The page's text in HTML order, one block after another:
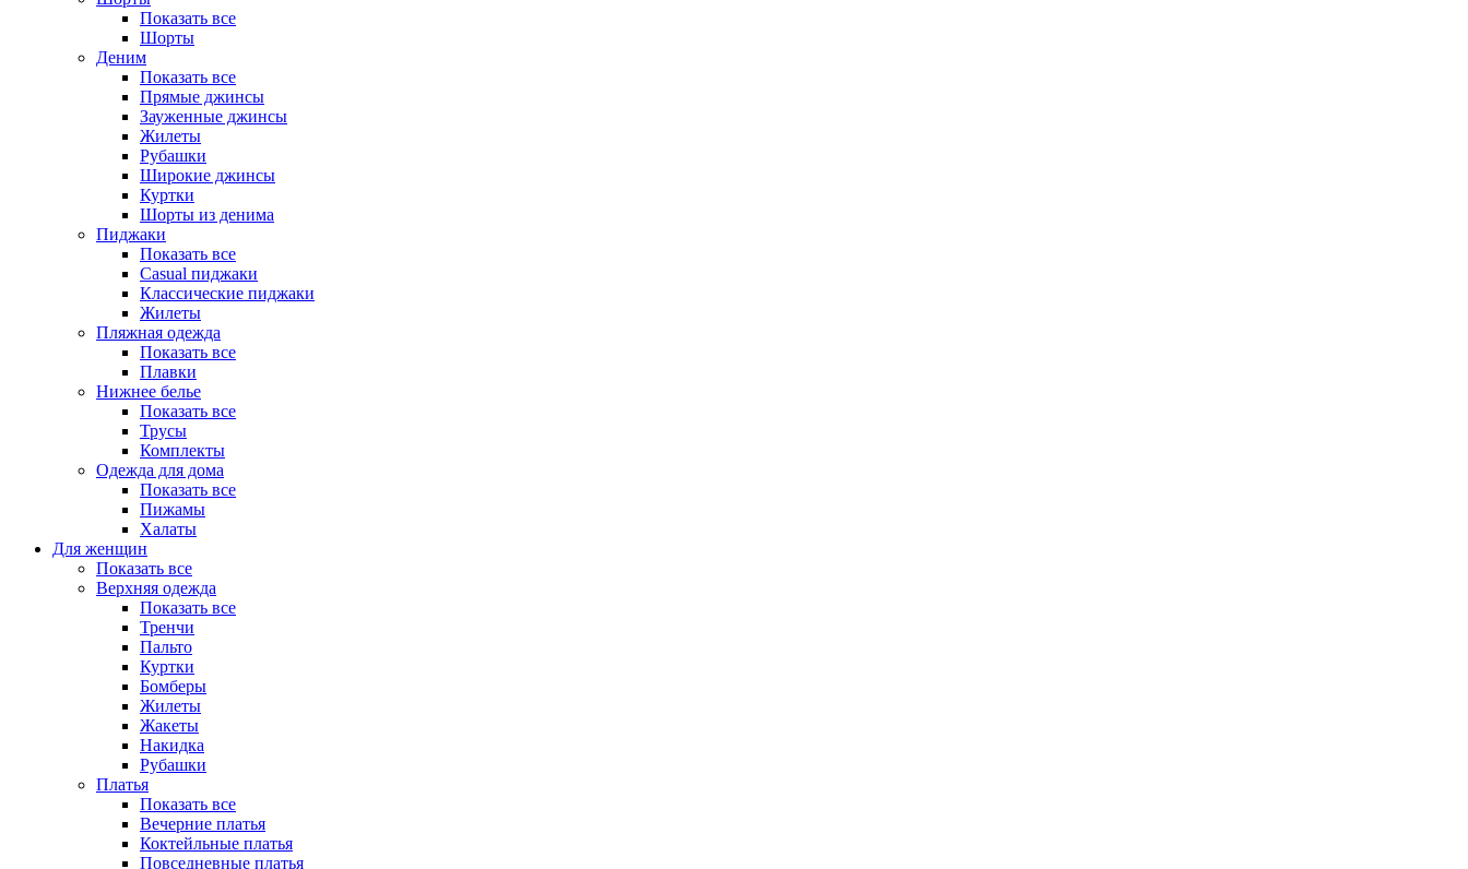
Показать все
Шорты
Деним
Показать все
Прямые джинсы
Зауженные джинсы
Жилеты
Рубашки
Широкие джинсы
Куртки
Шорты из денима
Пиджаки
Показать все
Casual пиджаки
Классические пиджаки
Жилеты
Пляжная одежда
Показать все
Плавки
Нижнее белье
Показать все
Трусы
Комплекты
Одежда для дома
Показать все
Пижамы
Халаты
Для женщин
Показать все
Верхняя одежда
Показать все
Тренчи
Пальто
Куртки
Бомберы
Жилеты
Жакеты
Накидка
Рубашки
Платья
Показать все
Вечерние платья
Коктейльные платья
Повседневные платья